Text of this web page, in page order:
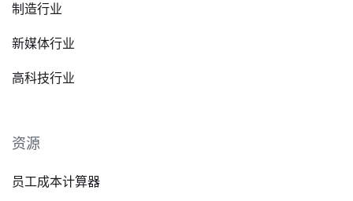
制造行业
新媒体行业
高科技行业
资源
员工成本计算器